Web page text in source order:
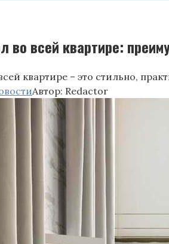
во всей квартире:
квартире – это стильно,
Автор: Redactor